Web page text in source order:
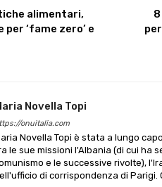
alimentari,
‘fame zero’ e
Novella Topi
onuitalia.com
Novella Topi è stata a lungo
le sue missioni l'Albania (di cui ha
e le successive rivolte),
di corrispondenza di Parigi.